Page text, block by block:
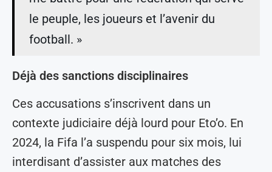
le peuple, les joueurs et l’avenir du
football. »
Déjà des sanctions disciplinaires
Ces accusations s’inscrivent dans un
contexte judiciaire déjà lourd pour Eto’o. En
2024, la Fifa l’a suspendu pour six mois, lui
interdisant d’assister aux matches des